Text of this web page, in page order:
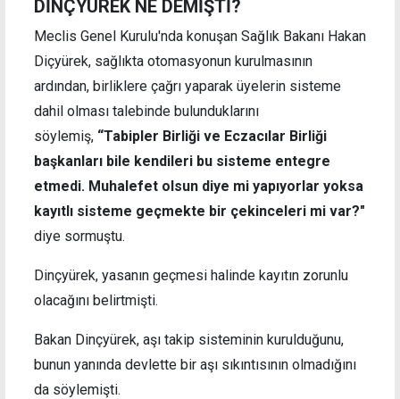
DİNÇYÜREK NE DEMİŞTİ?
Meclis Genel Kurulu'nda konuşan Sağlık Bakanı Hakan
Diçyürek, sağlıkta otomasyonun kurulmasının
ardından, birliklere çağrı yaparak üyelerin sisteme
dahil olması talebinde bulunduklarını
söylemiş, “Tabipler Birliği ve Eczacılar Birliği
başkanları bile kendileri bu sisteme entegre
etmedi. Muhalefet olsun diye mi yapıyorlar yoksa
kayıtlı sisteme geçmekte bir çekinceleri mi var?"
diye sormuştu.
Dinçyürek, yasanın geçmesi halinde kayıtın zorunlu
olacağını belirtmişti.
Bakan Dinçyürek, aşı takip sisteminin kurulduğunu,
bunun yanında devlette bir aşı sıkıntısının olmadığını
da söylemişti.